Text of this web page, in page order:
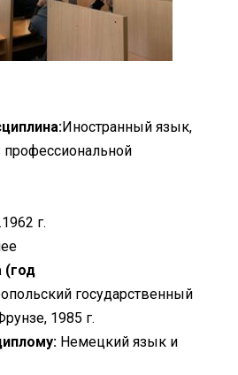
Иностранный язык,
г.
(год
государственный
1985 г.
Немецкий язык и